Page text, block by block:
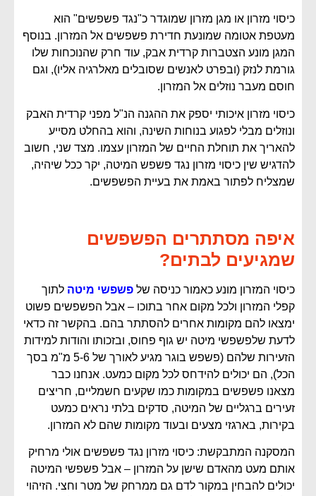
כיסוי מזרון או מגן מזרון שמוגדר כ"נגד פשפשים" הוא
מעטפת אטומה שמונעת חדירת פשפשים אל המזרון. בנוסף
המגן מונע הצטברות קרדית אבק, עוד חרק שהנוכחות שלו
גורמת לנזק (ובפרט לאנשים שסובלים מאלרגיה אליו), וגם
חוסם מעבר נוזלים אל המזרון.
כיסוי מזרון איכותי יספק את ההגנה הנ"ל מפני קרדית האבק
ונוזלים מבלי לפגוע בנוחות השינה, והוא בהחלט מסייע
להאריך את תוחלת החיים של המזרון עצמו. מצד שני, חשוב
להדגיש שין כיסוי מזרון נגד פשפש המיטה, יקר ככל שיהיה,
שמצליח לפתור באמת את בעיית הפשפשים.
איפה מסתתרים הפשפשים
שמגיעים לבתים?
כיסוי המזרון מונע כאמור כניסה של פשפשי מיטה לתוך
קפלי המזרון ולכל מקום אחר בתוכו – אבל הפשפשים פשוט
ימצאו להם מקומות אחרים להסתתר בהם. בהקשר זה כדאי
לדעת שלפשפשי מיטה יש גוף פחוס, ובזכותו והודות למידות
הזעירות שלהם (פשפש בוגר מגיע לאורך של 5-6 מ"מ בסך
הכל), הם יכולים להידחס לכל מקום כמעט. אנחנו כבר
מצאנו פשפשים במקומות כמו שקעים חשמליים, חריצים
זעירים ברגליים של המיטה, סדקים בלתי נראים כמעט
בקירות, בארגזי מצעים ובעוד מקומות שהם לא המזרון.
המסקנה המתבקשת: כיסוי מזרון נגד פשפשים אולי מרחיק
אותם מעט מהאדם שישן על המזרון – אבל פשפשי המיטה
יכולים להבחין במקור לדם גם ממרחק של מטר וחצי. הזיהוי